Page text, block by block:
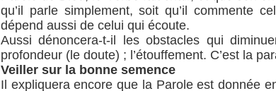
qu’il parle simplement, soit qu’il commente
dépend aussi de celui qui écoute.
Aussi dénoncera-t-il les obstacles qui
profondeur (le doute) ; l’étouffement. C’est la
Veiller sur la bonne semence
Il expliquera encore que la Parole est donnée